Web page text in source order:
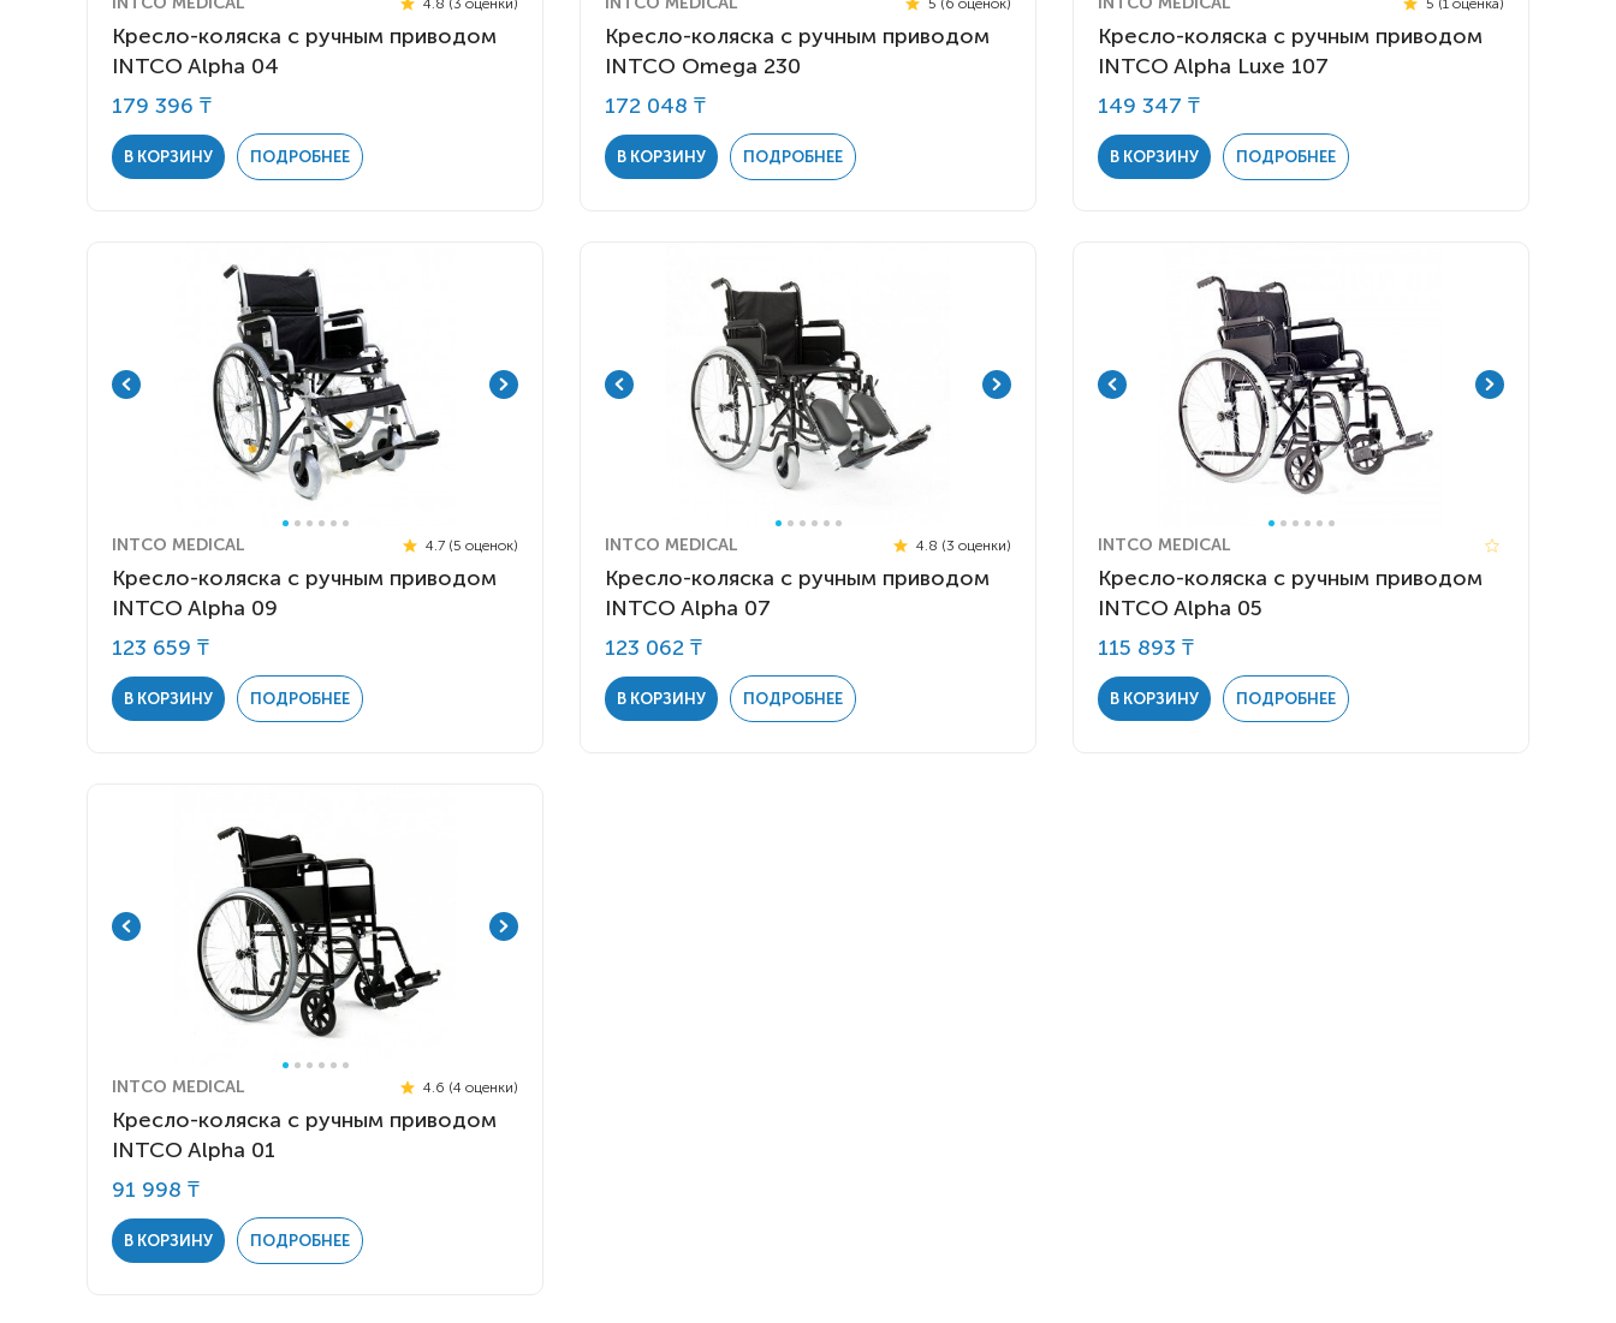
Кресло-коляска с ручным приводом
INTCO Alpha 04
179 396 ₸
В КОРЗИНУ ПОДРОБНЕЕ
Кресло-коляска с ручным приводом
INTCO Omega 230
172 048 ₸
В КОРЗИНУ ПОДРОБНЕЕ
Кресло-коляска с ручным приводом
INTCO Alpha Luxe 107
149 347 ₸
В КОРЗИНУ ПОДРОБНЕЕ
INTCO MEDICAL 4.7 (5 оценок)
Кресло-коляска с ручным приводом
INTCO Alpha 09
123 659 ₸
В КОРЗИНУ ПОДРОБНЕЕ
INTCO MEDICAL 4.8 (3 оценки)
Кресло-коляска с ручным приводом
INTCO Alpha 07
123 062 ₸
В КОРЗИНУ ПОДРОБНЕЕ
INTCO MEDICAL
Кресло-коляска с ручным приводом
INTCO Alpha 05
115 893 ₸
В КОРЗИНУ ПОДРОБНЕЕ
INTCO MEDICAL 4.6 (4 оценки)
Кресло-коляска с ручным приводом
INTCO Alpha 01
91 998 ₸
В КОРЗИНУ ПОДРОБНЕЕ